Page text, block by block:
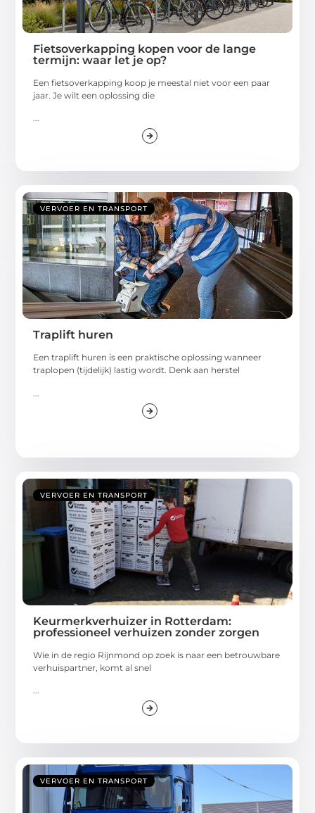
Fietsoverkapping kopen voor de lange
termijn: waar let je op?
Een fietsoverkapping koop je meestal niet voor een paar
jaar. Je wilt een oplossing die
...
VERVOER EN TRANSPORT
Traplift huren
Een traplift huren is een praktische oplossing wanneer
traplopen (tijdelijk) lastig wordt. Denk aan herstel
VERVOER EN TRANSPORT
Keurmerkverhuizer in Rotterdam:
professioneel verhuizen zonder zorgen
Wie in de regio Rijnmond op zoek is naar een betrouwbare
verhuispartner, komt al snel
...
VERVOER EN TRANSPORT